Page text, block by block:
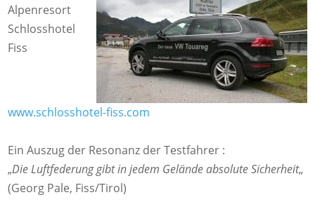
Alpenresort
Schlosshotel
Fiss
www.schlosshotel-fiss.com
Ein Auszug der Resonanz der Testfahrer :
„Die Luftfederung gibt in jedem Gelände absolute Sicherheit„
(Georg Pale, Fiss/Tirol)